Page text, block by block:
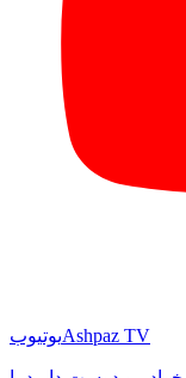
یوتیوبAshpaz TV